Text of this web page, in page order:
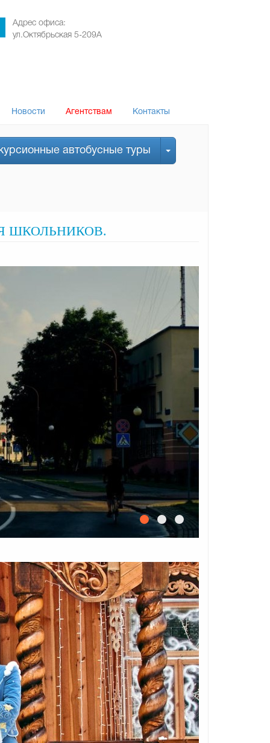
Адрес офиса:
ул.Октябрьская 5-209А
Новости Агентствам Контакты
автобусные туры
ШКОЛЬНИКОВ.